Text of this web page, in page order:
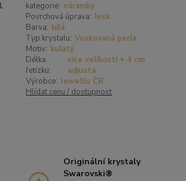
kategorie: náramky
Povrchová úprava: lesk
Barva: bílá
Typ krystalu: Voskovaná perla
Motiv: kulatý
Délka
řetízku:
více velikostí + 4 cm
adjusta
Výrobce: Jewellis ČR
Hlídat cenu / dostupnost
Originální krystaly
Swarovski®